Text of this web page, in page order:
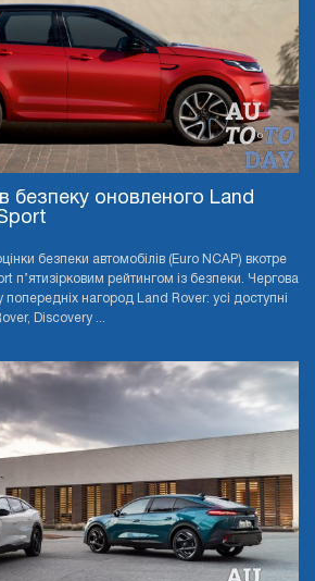
безпеку оновленого Land
безпеки автомобілів (Euro NCAP) вкотре
п’ятизірковим рейтингом із безпеки. Чергова
нагород Land Rover: усі доступні
Discovery ...